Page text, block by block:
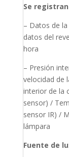
Se
– Datos de
datos del
hora
– Presión
velocidad de
interior de la
sensor) /
sensor IR) /
lámpara
Fuente de